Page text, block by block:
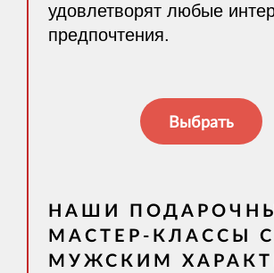
удовлетворят любые
предпочтения.
Выбрать
НАШИ
МАСТЕР-КЛАССЫ С
МУЖСКИМ